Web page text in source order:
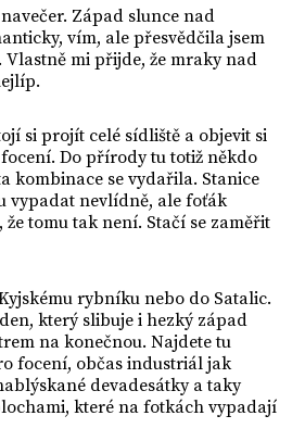
Západ slunce nad
vím, ale přesvědčila jsem
Vlastně mi přijde, že mraky nad
si projít celé sídliště a objevit si
Do přírody tu totiž někdo
kombinace se vydařila. Stanice
vypadat nevlídně, ale foťák
tomu tak není. Stačí se zaměřit
rybníku nebo do Satalic.
který slibuje i hezký západ
na konečnou. Najdete tu
focení, občas industriál jak
devadesátky a taky
které na fotkách vypadají